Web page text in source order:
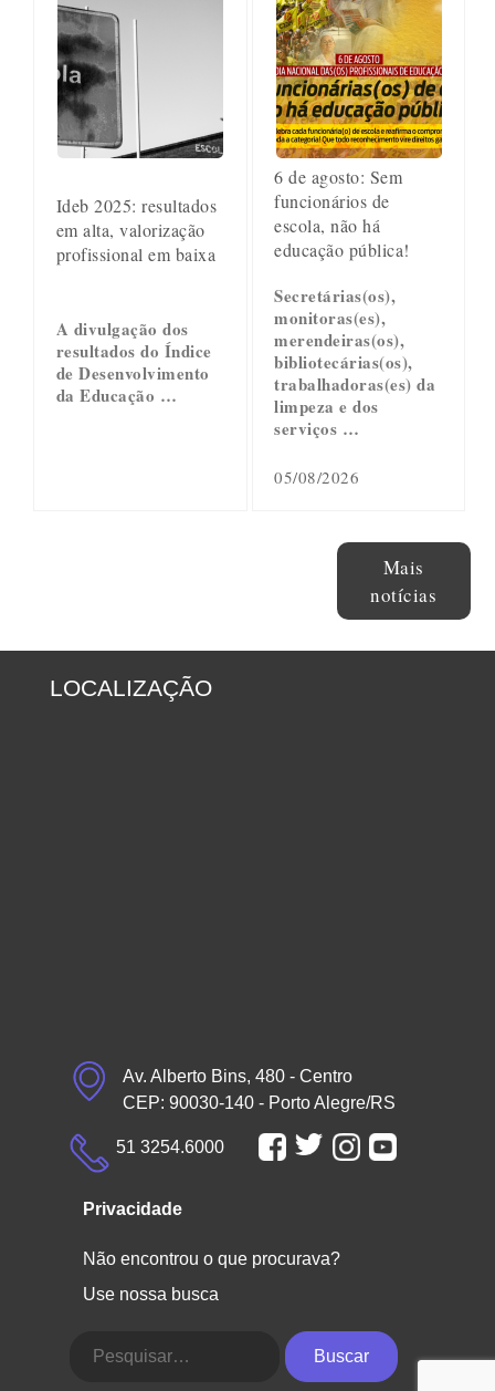
Ideb 2025: resultados
em alta, valorização
profissional em baixa
A divulgação dos
resultados do Índice
de Desenvolvimento
da Educação …
6 de agosto: Sem
funcionários de
escola, não há
educação pública!
Secretárias(os),
monitoras(es),
merendeiras(os),
bibliotecárias(os),
trabalhadoras(es) da
limpeza e dos
serviços …
05/08/2026
Mais
notícias
LOCALIZAÇÃO
Av. Alberto Bins, 480 - Centro
CEP: 90030-140 - Porto Alegre/RS
51 3254.6000
Privacidade
Não encontrou o que procurava?
Use nossa busca
Buscar